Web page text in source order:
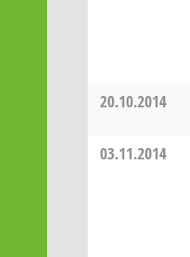
20.10.2014
03.11.2014